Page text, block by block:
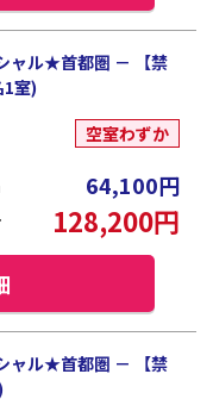
ャル★首都圏 － 【禁
室)
空室わずか
64,100円
128,200円
ャル★首都圏 － 【禁